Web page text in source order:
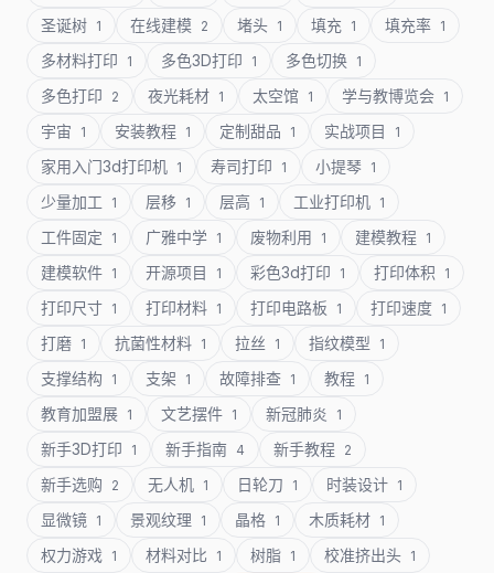
圣诞树 1 在线建模 2 堵头 1 填充 1 填充率 1
多材料打印 1 多色3D打印 1 多色切换 1
多色打印 2 夜光耗材 1 太空馆 1 学与教博览会 1
宇宙 1 安装教程 1 定制甜品 1 实战项目 1
家用入门3d打印机 1 寿司打印 1 小提琴 1
少量加工 1 层移 1 层高 1 工业打印机 1
工件固定 1 广雅中学 1 废物利用 1 建模教程 1
建模软件 1 开源项目 1 彩色3d打印 1 打印体积 1
打印尺寸 1 打印材料 1 打印电路板 1 打印速度 1
打磨 1 抗菌性材料 1 拉丝 1 指纹模型 1
支撑结构 1 支架 1 故障排查 1 教程 1
教育加盟展 1 文艺摆件 1 新冠肺炎 1
新手3D打印 1 新手指南 4 新手教程 2
新手选购 2 无人机 1 日轮刀 1 时装设计 1
显微镜 1 景观纹理 1 晶格 1 木质耗材 1
权力游戏 1 材料对比 1 树脂 1 校准挤出头 1